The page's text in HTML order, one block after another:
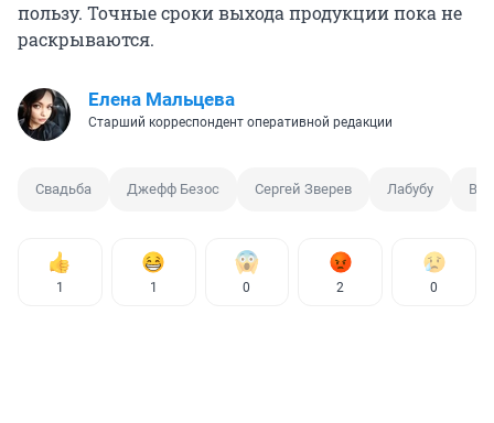
пользу. Точные сроки выхода продукции пока не
раскрываются.
Елена Мальцева
Старший корреспондент оперативной редакции
Свадьба Джефф Безос Сергей Зверев Лабубу
1 1 0 2 0